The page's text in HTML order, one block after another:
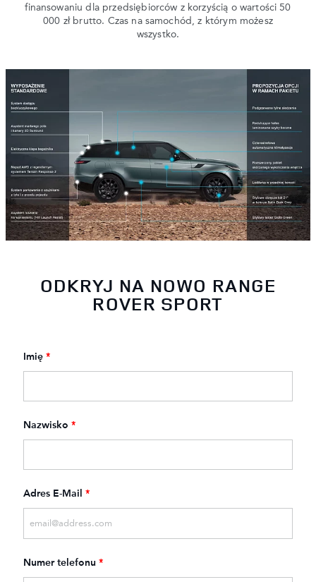
finansowaniu dla przedsiębiorców z korzyścią o wartości 50
000 zł brutto. Czas na samochód, z którym możesz
wszystko.
ODKRYJ NA NOWO RANGE
ROVER SPORT
Imię *
Nazwisko *
Adres E-Mail *
Numer telefonu *